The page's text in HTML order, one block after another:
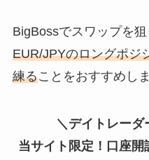
BigBossでスワップを狙
EUR/JPYのロングポジ
練ることをおすすめしま
＼デイトレーダ
当サイト限定！口座